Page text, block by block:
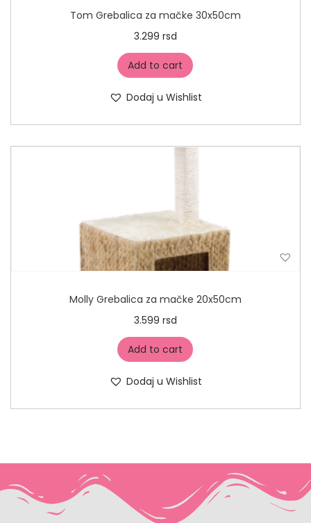
Tom Grebalica za mačke 30x50cm
3.299 rsd
Add to cart
Dodaj u Wishlist
Molly Grebalica za mačke 20x50cm
3.599 rsd
Add to cart
Dodaj u Wishlist